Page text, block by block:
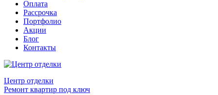
Оплата
Рассрочка
Портфолио
Акции
Блог
Контакты
Центр отделки
Ремонт квартир под ключ